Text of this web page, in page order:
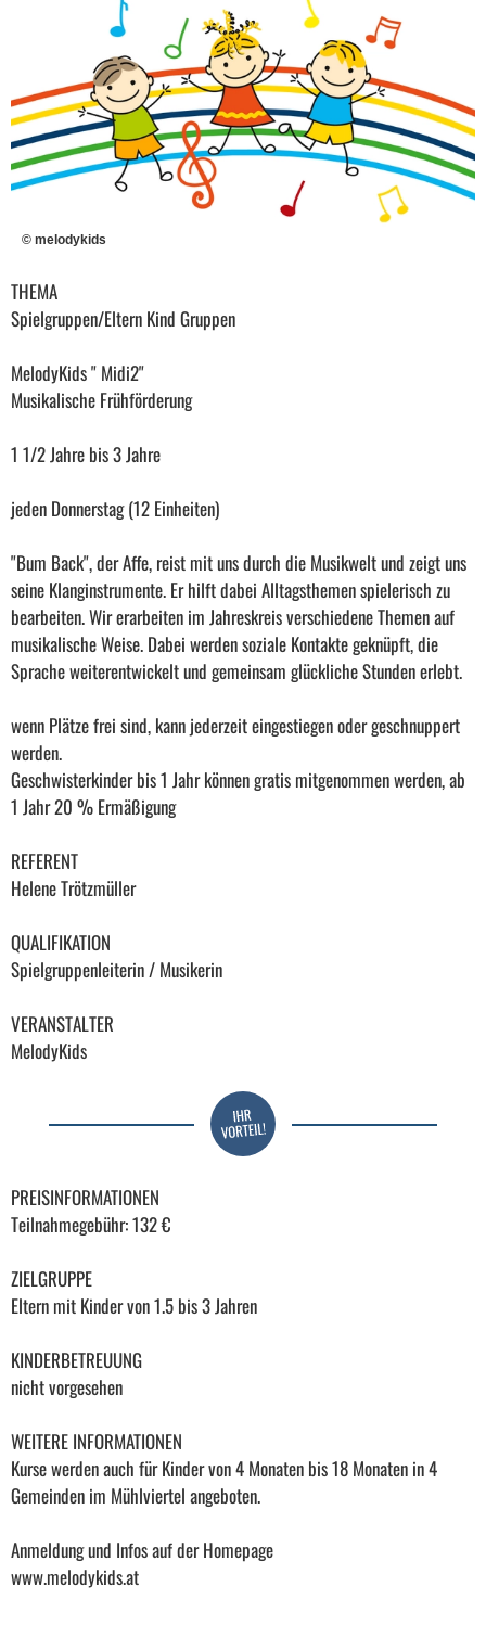
© melodykids
THEMA
Spielgruppen/Eltern Kind Gruppen
MelodyKids " Midi2"
Musikalische Frühförderung
1 1/2 Jahre bis 3 Jahre
jeden Donnerstag (12 Einheiten)
"Bum Back", der Affe, reist mit uns durch die Musikwelt und zeigt uns
seine Klanginstrumente. Er hilft dabei Alltagsthemen spielerisch zu
bearbeiten. Wir erarbeiten im Jahreskreis verschiedene Themen auf
musikalische Weise. Dabei werden soziale Kontakte geknüpft, die
Sprache weiterentwickelt und gemeinsam glückliche Stunden erlebt.
wenn Plätze frei sind, kann jederzeit eingestiegen oder geschnuppert
werden.
Geschwisterkinder bis 1 Jahr können gratis mitgenommen werden, ab
1 Jahr 20 % Ermäßigung
REFERENT
Helene Trötzmüller
QUALIFIKATION
Spielgruppenleiterin / Musikerin
VERANSTALTER
MelodyKids
PREISINFORMATIONEN
Teilnahmegebühr: 132 €
ZIELGRUPPE
Eltern mit Kinder von 1.5 bis 3 Jahren
KINDERBETREUUNG
nicht vorgesehen
WEITERE INFORMATIONEN
Kurse werden auch für Kinder von 4 Monaten bis 18 Monaten in 4
Gemeinden im Mühlviertel angeboten.
Anmeldung und Infos auf der Homepage
www.melodykids.at